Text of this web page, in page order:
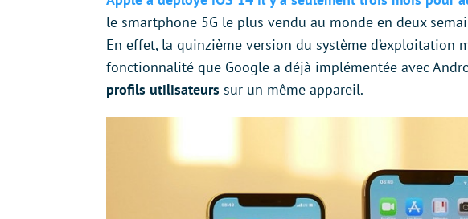
le smartphone 5G le plus vendu au monde en deux
En effet, la quinzième version du système d’exploitation
fonctionnalité que Google a déjà implémentée avec
profils utilisateurs sur un même appareil.